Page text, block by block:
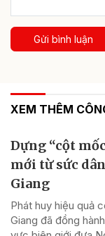
Gửi bình luận
XEM THÊM
Dựng “cột
mới từ sức
Giang
Phát huy hiệu quả
Giang đã đồng